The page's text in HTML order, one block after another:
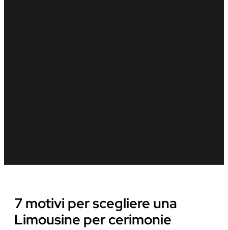
7 motivi per scegliere una
Limousine per cerimonie